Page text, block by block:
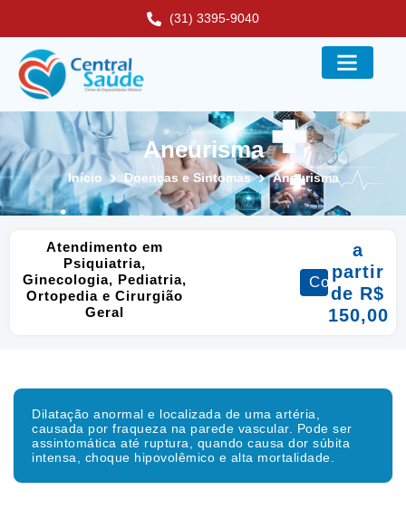
(31) 3395-9040
Aneurisma
Início Doenças e Sintomas Aneurisma
Atendimento em
Psiquiatria,
Ginecologia, Pediatria,
Ortopedia e Cirurgião
Geral
Consultas
a
partir
de R$
150,00
Dilatação anormal e localizada de uma artéria,
causada por fraqueza na parede vascular. Pode ser
assintomática até ruptura, quando causa dor súbita
intensa, choque hipovolêmico e alta mortalidade.